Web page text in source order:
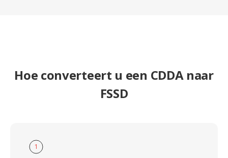
Hoe converteert u een CDDA naar
FSSD
1